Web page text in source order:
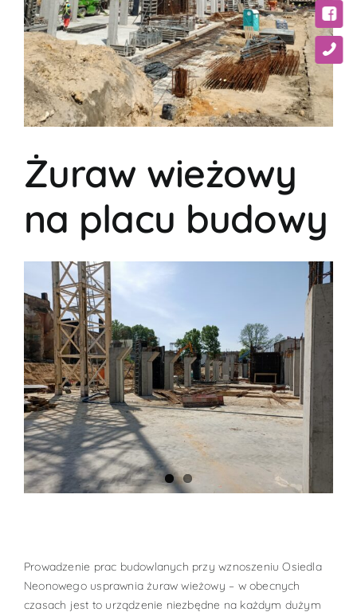
Żuraw wieżowy
na placu budowy
Prowadzenie prac budowlanych przy wznoszeniu Osiedla
Neonowego usprawnia żuraw wieżowy – w obecnych
czasach jest to urządzenie niezbędne na każdym dużym